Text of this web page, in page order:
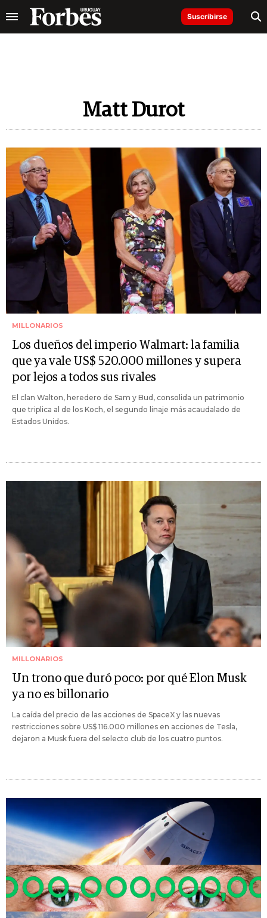
Suscribirse
Matt Durot
MILLONARIOS
Los dueños del imperio Walmart: la familia
que ya vale US$ 520.000 millones y supera
por lejos a todos sus rivales
El clan Walton, heredero de Sam y Bud, consolida un patrimonio
que triplica al de los Koch, el segundo linaje más acaudalado de
Estados Unidos.
MILLONARIOS
Un trono que duró poco: por qué Elon Musk
ya no es billonario
La caída del precio de las acciones de SpaceX y las nuevas
restricciones sobre US$ 116.000 millones en acciones de Tesla,
dejaron a Musk fuera del selecto club de los cuatro puntos.